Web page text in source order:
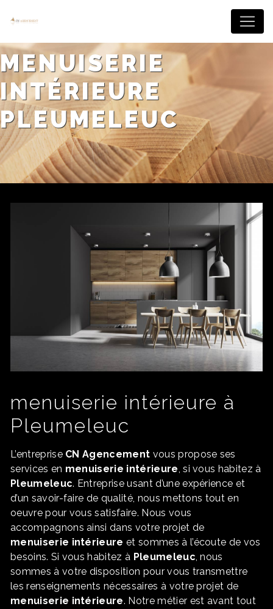
MENUISERIE
INTÉRIEURE
PLEUMELEUC
menuiserie intérieure à
Pleumeleuc
L’entreprise CN Agencement vous propose ses
services en menuiserie intérieure, si vous habitez à
Pleumeleuc. Entreprise usant d’une expérience et
d’un savoir-faire de qualité, nous mettons tout en
oeuvre pour vous satisfaire. Nous vous
accompagnons ainsi dans votre projet de
menuiserie intérieure et sommes à l’écoute de vos
besoins. Si vous habitez à Pleumeleuc, nous
sommes à votre disposition pour vous transmettre
les renseignements nécessaires à votre projet de
menuiserie intérieure. Notre métier est avant tout